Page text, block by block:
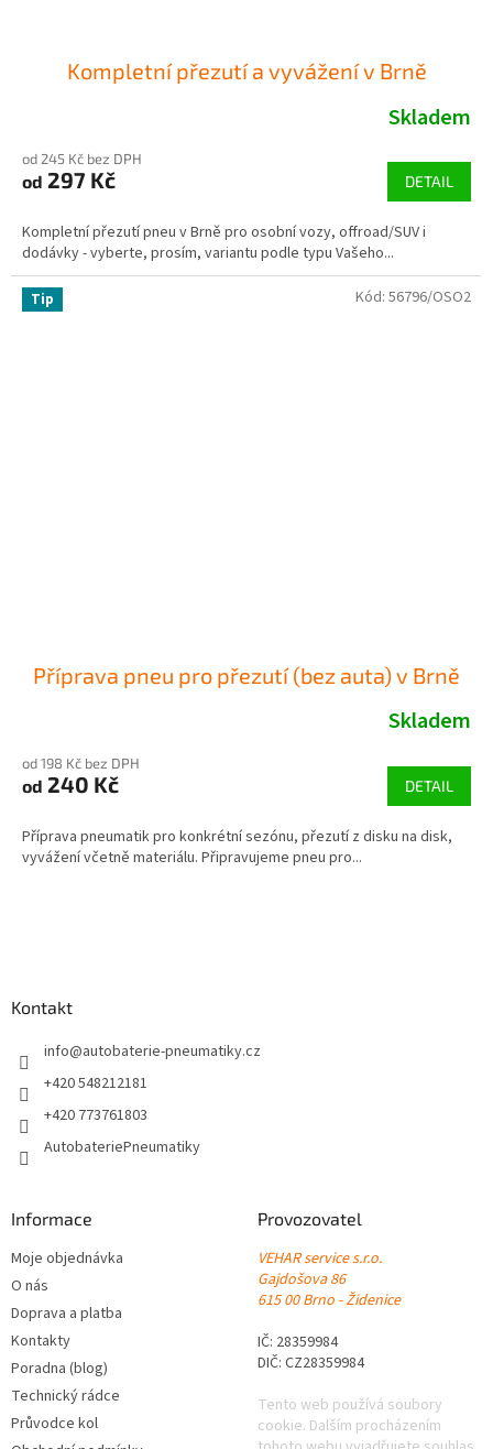
Kompletní přezutí a vyvážení v Brně
Skladem
od 245 Kč bez DPH
od 297 Kč DETAIL
Kompletní přezutí pneu v Brně pro osobní vozy, offroad/SUV i
dodávky - vyberte, prosím, variantu podle typu Vašeho...
Tip
Příprava pneu pro přezutí (bez auta) v Brně
Skladem
od 198 Kč bez DPH
od 240 Kč DETAIL
Příprava pneumatik pro konkrétní sezónu, přezutí z disku na disk,
vyvážení včetně materiálu. Připravujeme pneu pro...
Kód: 56796/OSO2
Kontakt
info@autobaterie-pneumatiky.cz
+420 548212181
+420 773761803
AutobateriePneumatiky
Informace
Moje objednávka
O nás
Doprava a platba
Kontakty
Poradna (blog)
Technický rádce
Průvodce kol
Provozovatel
VEHAR service s.r.o.
Gajdošova 86
615 00 Brno - Židenice
IČ: 28359984
DIČ: CZ28359984
Tento web používá soubory
cookie. Dalším procházením